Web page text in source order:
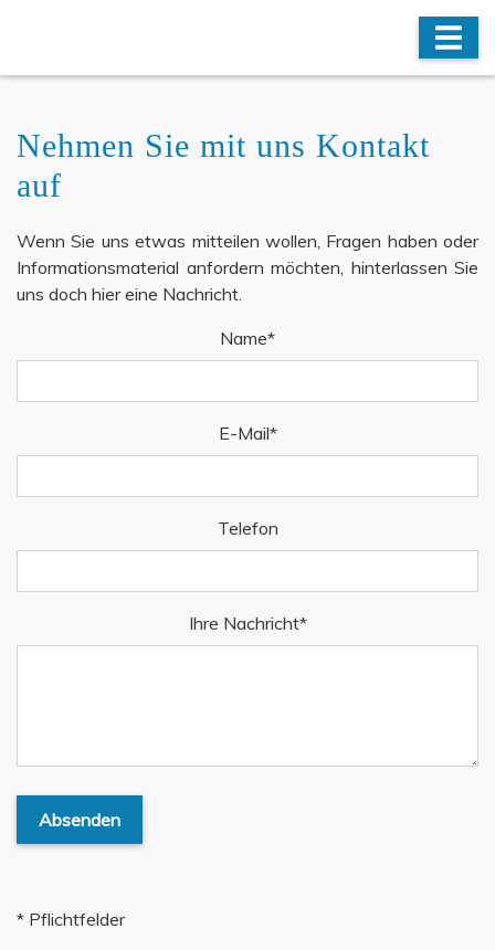
Nehmen Sie mit uns Kontakt
auf
Wenn Sie uns etwas mitteilen wollen, Fragen haben oder
Informationsmaterial anfordern möchten, hinterlassen Sie
uns doch hier eine Nachricht.
Pflichtfeld
Name*
Pflichtfeld
E-Mail*
Telefon
Pflichtfeld
Ihre Nachricht*
Absenden
* Pflichtfelder